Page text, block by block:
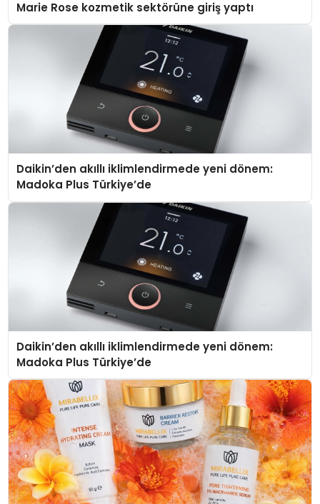
Marie Rose kozmetik sektörüne giriş yaptı
Daikin’den akıllı iklimlendirmede yeni dönem:
Madoka Plus Türkiye’de
Daikin’den akıllı iklimlendirmede yeni dönem:
Madoka Plus Türkiye’de